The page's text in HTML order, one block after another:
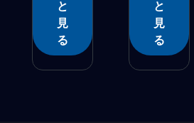
と
見
る
と
見
る